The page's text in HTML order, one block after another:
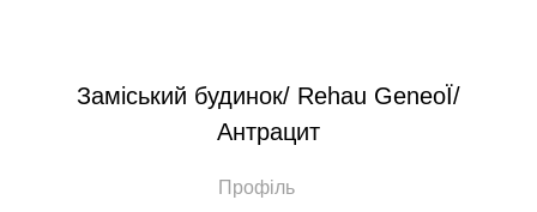
Заміський будинок/ Rehau GeneoЇ/
Антрацит
Профіль